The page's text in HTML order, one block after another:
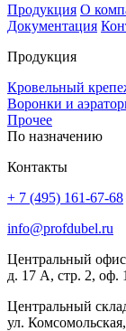
Продукция О
Документация
Продукция
Кровельный
Воронки и
Прочее
По назначению
Контакты
+ 7 (495) 161-67-68
info@profdubel.ru
Центральный
д. 17 А, стр. 2, оф.
Центральный
ул.